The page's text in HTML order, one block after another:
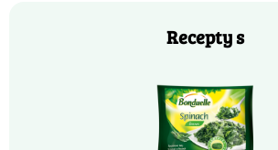
Recepty s